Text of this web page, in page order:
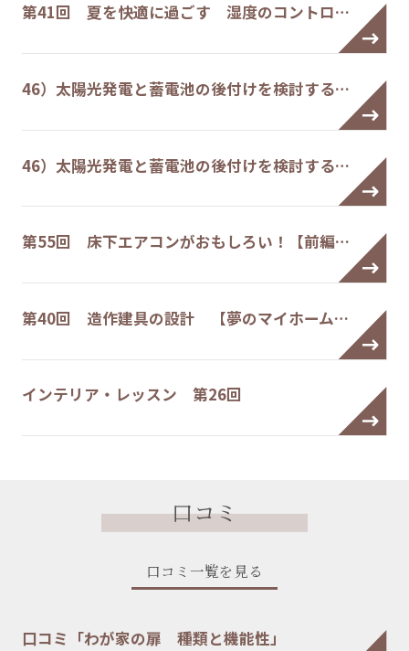
第41回 夏を快適に過ごす 湿度のコントロ…
46）太陽光発電と蓄電池の後付けを検討する…
46）太陽光発電と蓄電池の後付けを検討する…
第55回 床下エアコンがおもしろい！【前編…
第40回 造作建具の設計 【夢のマイホーム…
インテリア・レッスン 第26回
口コミ
口コミ一覧を見る
口コミ「わが家の扉 種類と機能性」